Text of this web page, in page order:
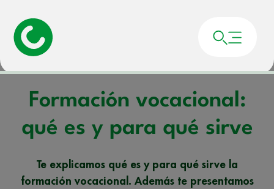
Portada»
Formación vocacional:
qué es y para qué sirve
Te explicamos qué es y para qué sirve la
formación vocacional. Además te presentamos